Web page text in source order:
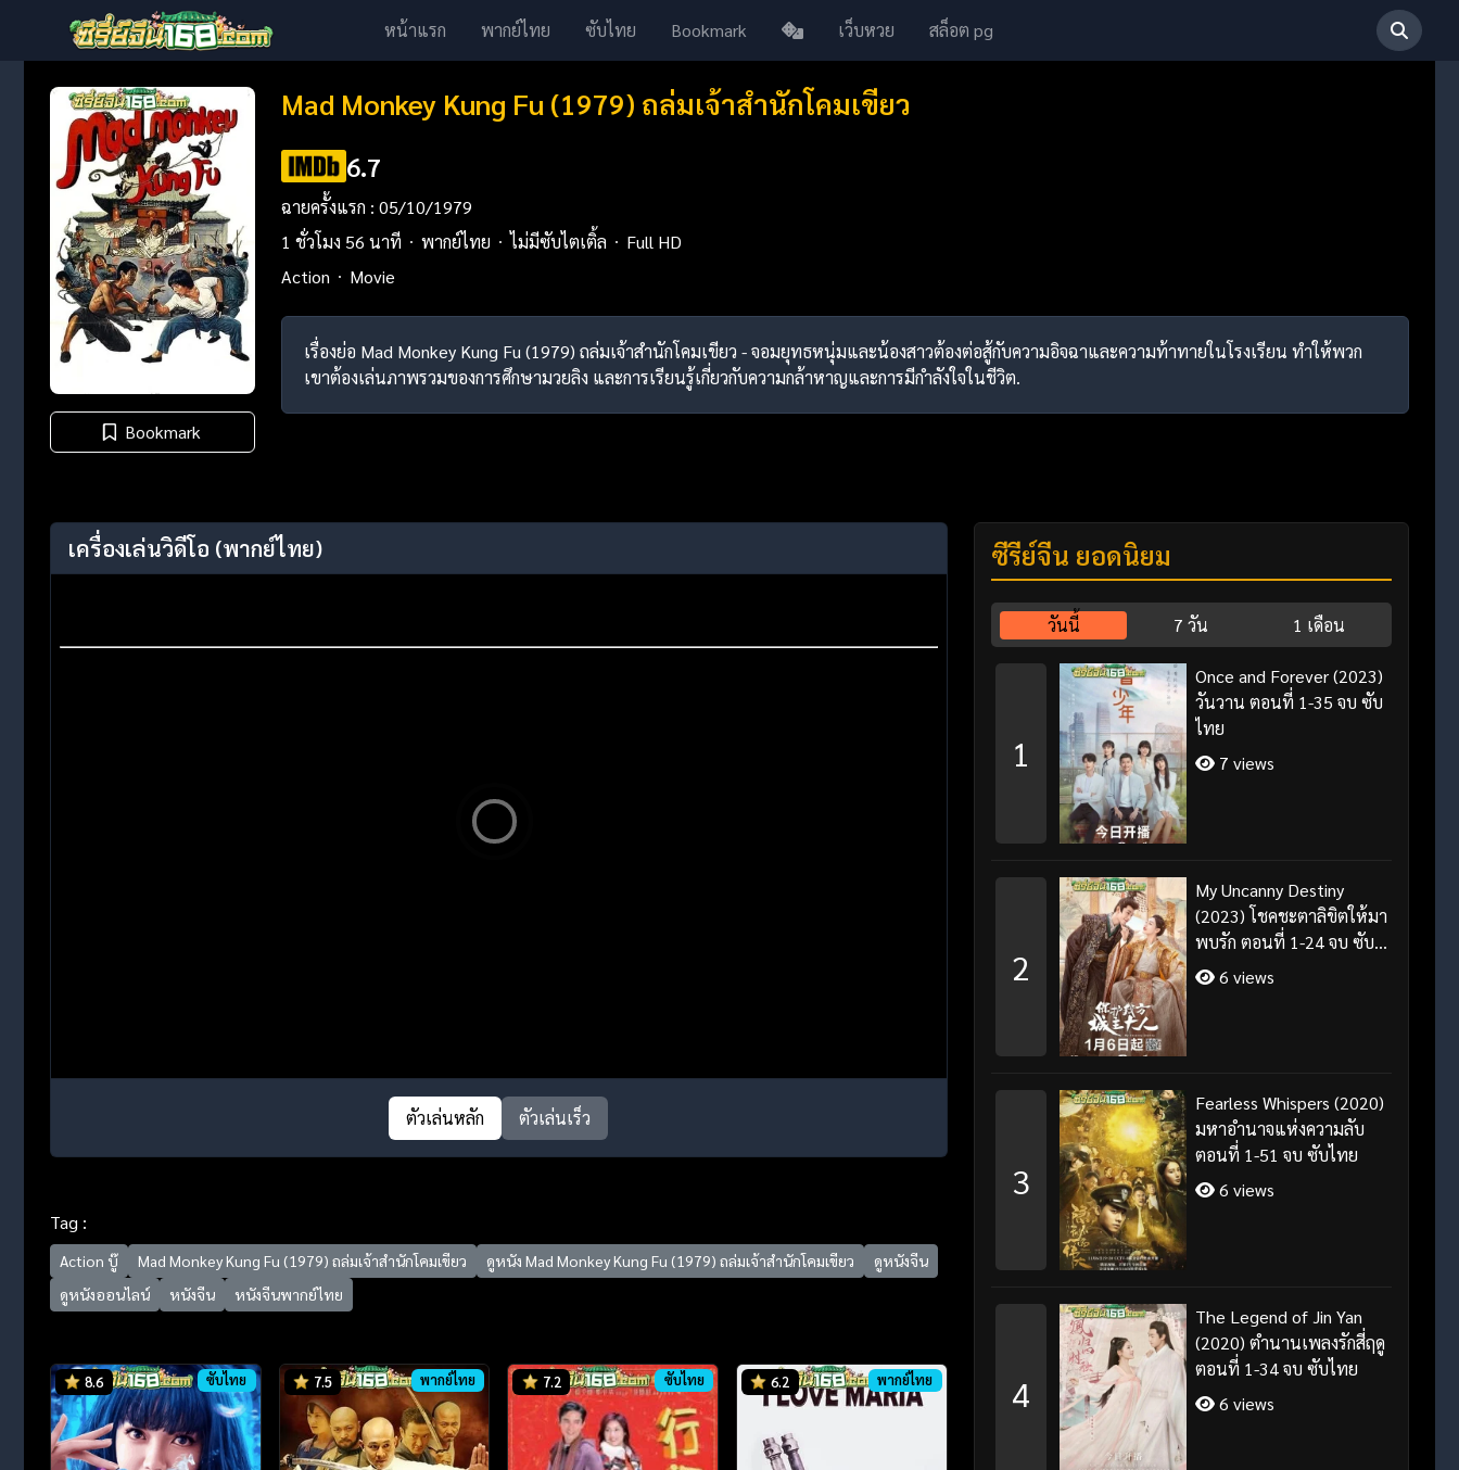
หน้าแรก พากย์ไทย ซับไทย Bookmark เว็บหวย สล็อต pg
Bookmark
Mad Monkey Kung Fu (1979) ถล่มเจ้าสำนักโคมเขียว
6.7
ฉายครั้งแรก : 05/10/1979
1 ชั่วโมง 56 นาที
พากย์ไทย ไม่มีซับไตเติ้ล
Full HD
Action
Movie
เรื่องย่อ Mad Monkey Kung Fu (1979) ถล่มเจ้าสำนักโคมเขียว - จอมยุทธหนุ่มและน้องสาวต้องต่อสู้กับความอิจฉาและความท้าทายในโรงเรียน ทำให้พวก
เขาต้องเล่นภาพรวมของการศึกษามวยลิง และการเรียนรู้เกี่ยวกับความกล้าหาญและการมีกำลังใจในชีวิต.
เครื่องเล่นวิดีโอ (พากย์ไทย)
ตัวเล่นหลัก ตัวเล่นเร็ว
Tag :
Action บู๊ Mad Monkey Kung Fu (1979) ถล่มเจ้าสำนักโคมเขียว ดูหนัง Mad Monkey Kung Fu (1979) ถล่มเจ้าสำนักโคมเขียว
ดูหนังจีน
ดูหนังออนไลน์
หนังจีน หนังจีนพากย์ไทย
8.6 ซับไทย 7.5 พากย์ไทย 7.2 ซับไทย 6.2 พากย์ไทย
ซีรี่ย์จีน ยอดนิยม
วันนี้ 7 วัน 1 เดือน
1
Once and Forever (2023)
วันวาน ตอนที่ 1-35 จบ ซับ
ไทย
7 views
2
My Uncanny Destiny
(2023) โชคชะตาลิขิตให้มา
พบรัก ตอนที่ 1-24 จบ ซับ
ไทย/พากย์ไทย
6 views
3
Fearless Whispers (2020)
มหาอำนาจแห่งความลับ
ตอนที่ 1-51 จบ ซับไทย
6 views
4
The Legend of Jin Yan
(2020) ตำนานเพลงรักสี่ฤดู
ตอนที่ 1-34 จบ ซับไทย
6 views